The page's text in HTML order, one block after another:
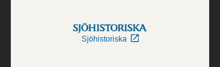
Sjöhistoriska